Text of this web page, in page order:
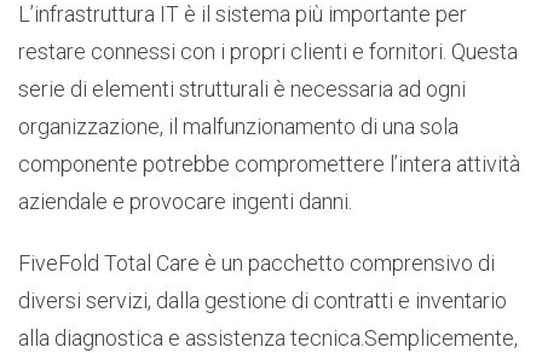
L’infrastruttura IT è il sistema più importante per
restare connessi con i propri clienti e fornitori. Questa
serie di elementi strutturali è necessaria ad ogni
organizzazione, il malfunzionamento di una sola
componente potrebbe compromettere l’intera attività
aziendale e provocare ingenti danni.
FiveFold Total Care è un pacchetto comprensivo di
diversi servizi, dalla gestione di contratti e inventario
alla diagnostica e assistenza tecnica.Semplicemente,